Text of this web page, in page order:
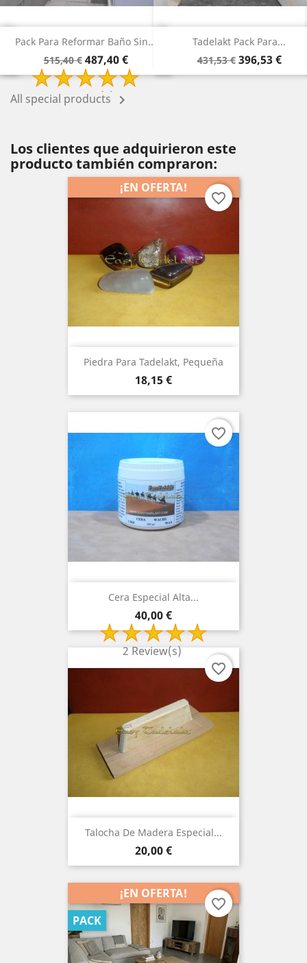
Sin... Tadelakt Pack Para...
Precio
base
431,53 €Precio
396,53 €
Tadelakt Pack Para
Precio
base
340,78 €Precio
315,78
All special products 
Los clientes que adquirieron este
producto también compraron:
Piedra Para Tadelakt, Pequeña
Precio
18,15 €
¡EN OFERTA!
favorite_border
Cera Especial Alta...
Precio
40,00 €
2 Review(s)
favorite_border
Talocha De Madera Especial...
Precio
20,00 €
favorite_border
¡EN OFERTA!
PACK
favorite_border